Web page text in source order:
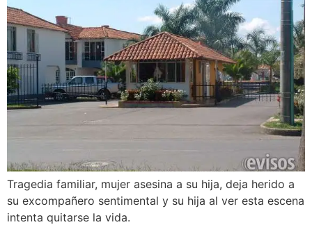
Tragedia familiar, mujer asesina a su hija, deja herido a
su excompañero sentimental y su hija al ver esta escena
intenta quitarse la vida.